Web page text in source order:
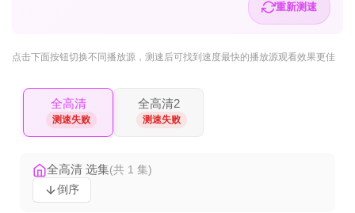
重新测速
点击下面按钮切换不同播放源 ，测速后可找到速度最快的播放源观看效果更佳
全高清
测速失败
全高清2
测速失败
全高清 选集(共 1 集)
倒序